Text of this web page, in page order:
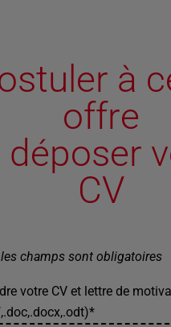
à
offre
déposer
CV
champs sont obligatoires
votre CV et lettre de
*